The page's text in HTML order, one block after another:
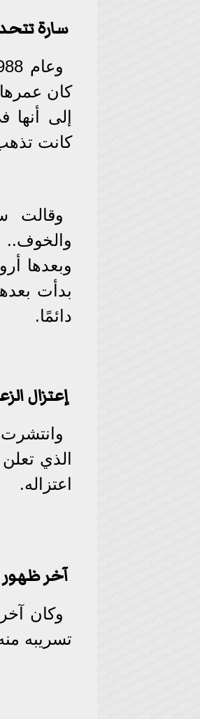
سارة
إلى
كانت
وقالت
والخوف..
وبعدها
بدأت
دائمًا.
إعتزال
وانتشرت
الذي
اعتزاله.
آخر ظهور
تسريبه